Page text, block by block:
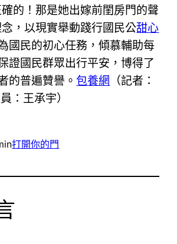
確的！那是她出嫁前閨房門的聲
，以現實舉動踐行國民公甜心
國民的初心任務，傾慕輔助每
證國民群眾出行平安，博得了
的普遍贊譽。包養網 （記者：
：王承宇）
打開你的門